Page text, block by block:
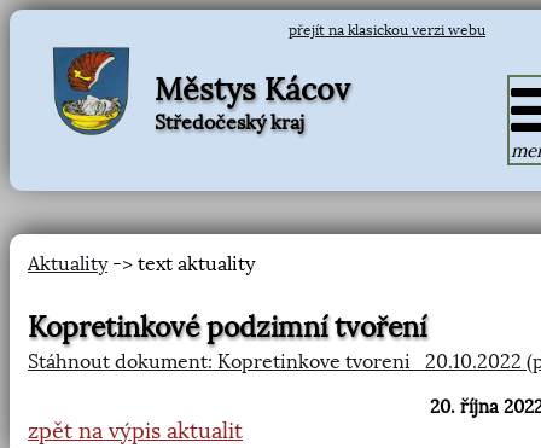
přejít na klasickou verzi webu
Městys Kácov
Středočeský kraj
Aktuality-> text aktuality
Kopretinkové podzimní tvoření
Stáhnout dokument: Kopretinkove tvoreni_20.10.2022
20. října
zpět na výpis aktualit